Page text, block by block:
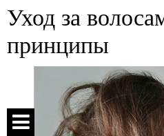
Уход за
принципы